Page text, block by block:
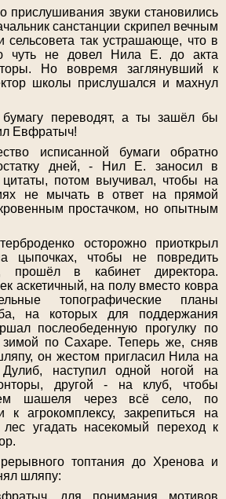
прислушивания звуки становились
санстанции скрипел вечным
так устрашающе, что в
чуть не довел Нила Е. до акта
Но вовремя заглянувший к
школы прислушался и махнул
переводят, а ты зашёл бы
Евфратыч!
исписанной бумаги обратно
дней, - Нил Е. заносил в
цитаты, потом выучивал, чтобы на
не мычать в ответ на прямой
простачком, но опытным
осторожно приоткрыл
цыпочках, чтобы не повредить
прошёл в кабинет директора.
аскетичный, на полу вместо ковра
топографические планы
на которых для поддержания
послеобеденную прогулку по
по Сахаре. Теперь же, сняв
он жестом пригласил Нила на
наступил одной ногой на
другой - на клуб, чтобы
шашеля через всё село, по
к агрокомплексу, закрепиться на
угадать насекомый переход к
топтания до Хренова и
шляпу: